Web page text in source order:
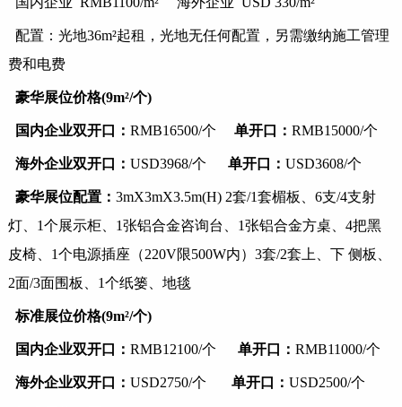
配置：光地36m²起租，光地无任何配置，另需缴纳施工管理
费和电费
豪华展位价格(9m²/个)
国内企业双开口： RMB16500/个 单开口： RMB15000/个
海外企业双开口： USD3968/个 单开口： USD3608/个
豪华展位配置： 3mX3mX3.5m(H) 2套/1套楣板、6支/4支射
灯、1个展示柜、1张铝合金咨询台、1张铝合金方桌、4把黑
皮椅、1个电源插座（220V限500W内）3套/2套上、下 侧板、
2面/3面围板、1个纸篓、地毯
标准展位价格(9m²/个)
国内企业双开口： RMB12100/个 单开口： RMB11000/个
海外企业双开口： USD2750/个 单开口： USD2500/个